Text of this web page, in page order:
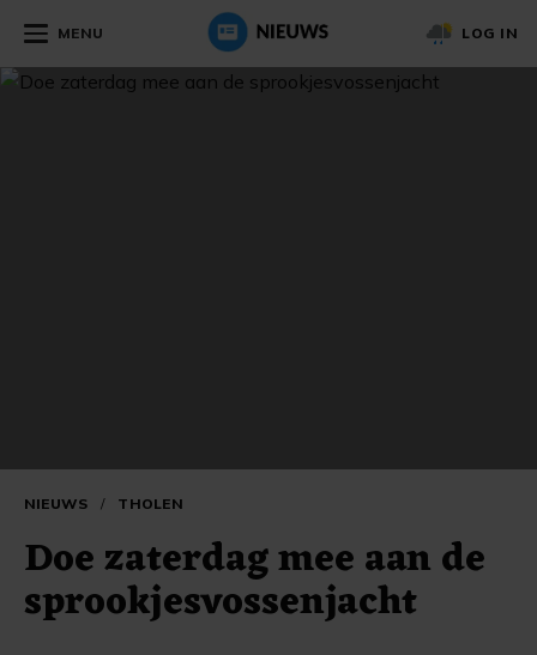
MENU LOG IN
NIEUWS / THOLEN
Doe zaterdag mee aan de
sprookjesvossenjacht